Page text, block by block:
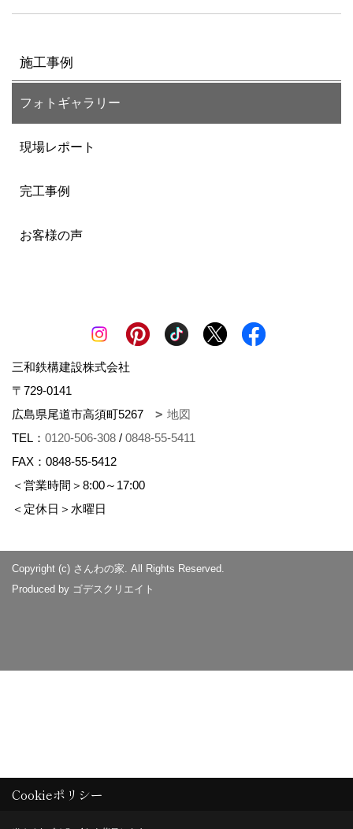
施工事例
フォトギャラリー
現場レポート
完工事例
お客様の声
三和鉄構建設株式会社
〒729-0141
広島県尾道市高須町5267
地図
TEL： 0120-506-308 / 0848-55-5411
FAX：0848-55-5412
＜営業時間＞8:00～17:00
＜定休日＞水曜日
Copyright (c) さんわの家. All Rights Reserved.
Produced by ゴデスクリエイト
Cookieポリシー